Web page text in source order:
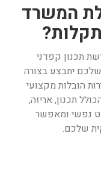
המשרד
תכנון קפדני
יתבצע בצורה
הובלות מקצועי
תכנון, אריזה,
נפשי ומאפשר
שלכם.